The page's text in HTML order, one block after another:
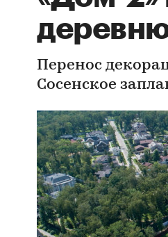
Перенос
Сосенское